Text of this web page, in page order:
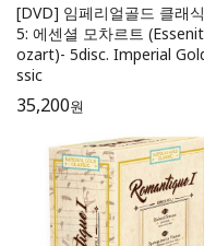
[DVD] 임페리얼골드 클래
5: 에센셜 모차르트
ozart)- 5disc. Imperial
ssic
35,200원